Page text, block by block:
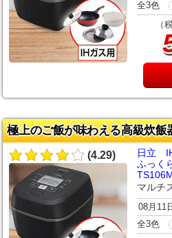
全3色
（
極上のご飯が味わえる高級炊飯
(4.29)
日立
ふっく
マルチ
08月11
全3色